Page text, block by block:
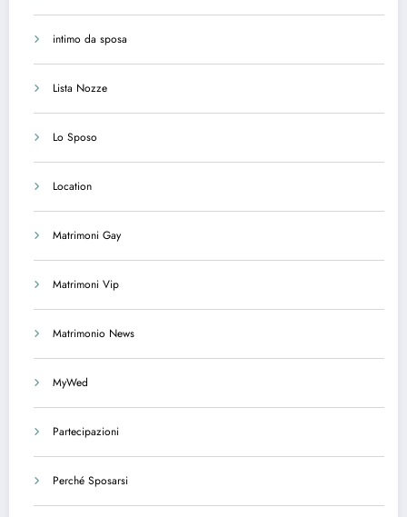
intimo da sposa
Lista Nozze
Lo Sposo
Location
Matrimoni Gay
Matrimoni Vip
Matrimonio News
MyWed
Partecipazioni
Perché Sposarsi